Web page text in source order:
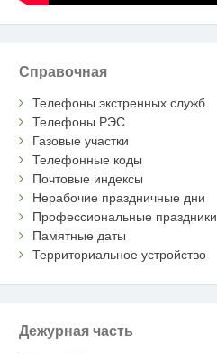
Справочная
Телефоны экстренных служб
Телефоны РЭС
Газовые участки
Телефонные коды
Почтовые индексы
Нерабочие праздничные дни
Профессиональные праздники
Памятные даты
Территориальное устройство
Дежурная часть